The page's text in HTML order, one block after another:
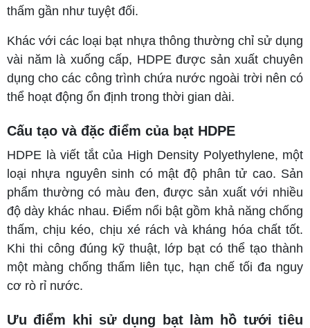
thấm gần như tuyệt đối.
Khác với các loại bạt nhựa thông thường chỉ sử dụng
vài năm là xuống cấp, HDPE được sản xuất chuyên
dụng cho các công trình chứa nước ngoài trời nên có
thể hoạt động ổn định trong thời gian dài.
Cấu tạo và đặc điểm của bạt HDPE
HDPE là viết tắt của High Density Polyethylene, một
loại nhựa nguyên sinh có mật độ phân tử cao. Sản
phẩm thường có màu đen, được sản xuất với nhiều
độ dày khác nhau. Điểm nổi bật gồm khả năng chống
thấm, chịu kéo, chịu xé rách và kháng hóa chất tốt.
Khi thi công đúng kỹ thuật, lớp bạt có thể tạo thành
một màng chống thấm liên tục, hạn chế tối đa nguy
cơ rò rỉ nước.
Ưu điểm khi sử dụng bạt làm hồ tưới tiêu